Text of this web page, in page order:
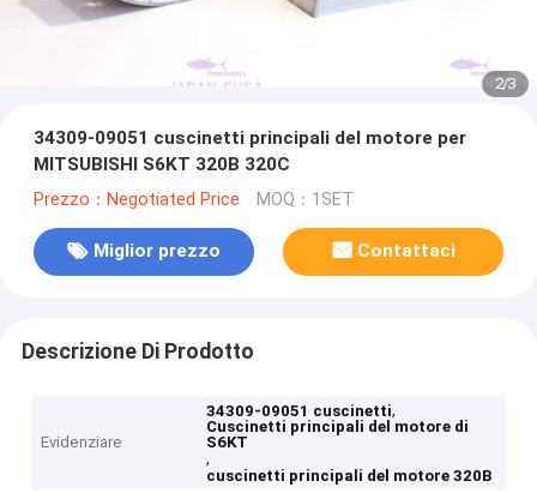
2/3
34309-09051 cuscinetti principali del motore per
MITSUBISHI S6KT 320B 320C
Prezzo：Negotiated Price MOQ：1SET
Miglior prezzo Contattaci
Descrizione Di Prodotto
Evidenziare
34309-09051 cuscinetti,
Cuscinetti principali del motore di
S6KT
,
cuscinetti principali del motore 320B